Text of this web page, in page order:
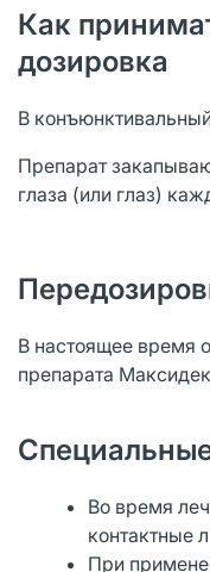
Как
дозировка
В
Препарат
глаза (или глаз)
В настоящее время
препарата
Во время
контактные
При